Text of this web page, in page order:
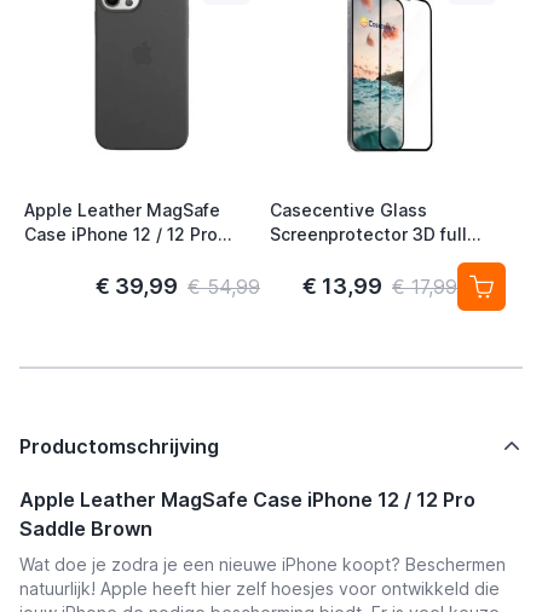
Apple Leather MagSafe
Case iPhone 12 / 12 Pro
€ 39,99 € 54,99
Casecentive Glass
Screenprotector 3D full
cover iPhone 12 / iPhone 12
€ 13,99 € 17,99
Productomschrijving
Apple Leather MagSafe Case iPhone 12 / 12 Pro
Saddle Brown
Wat doe je zodra je een nieuwe iPhone koopt? Beschermen
natuurlijk! Apple heeft hier zelf hoesjes voor ontwikkeld die